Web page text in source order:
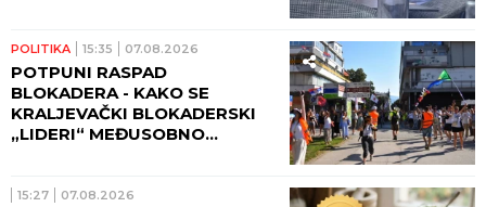
POLITIKA 15:35 07.08.2026
POTPUNI RASPAD
BLOKADERA - KAKO SE
KRALJEVAČKI BLOKADERSKI
„LIDERI“ MEĐUSOBNO
15:27 07.08.2026